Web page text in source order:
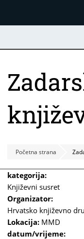
Početna strana
kategorija:
Književni susret
Organizator:
Hrvatsko književno
Lokacija: MMD
datum/vrijeme: